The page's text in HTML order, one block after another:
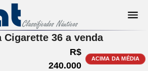
Cigarette 36 a venda
R$
240.000
ACIMA DA MÉDIA